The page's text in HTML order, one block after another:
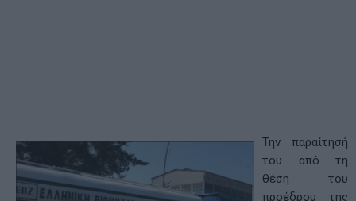
Την παραίτησή
του από τη
θέση του
προέδρου της